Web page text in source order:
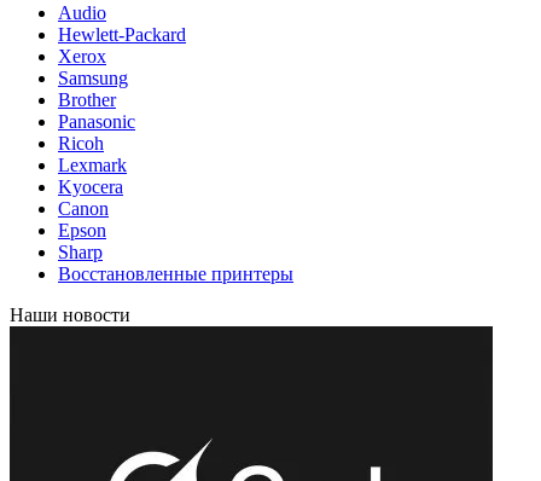
Audio
Hewlett-Packard
Xerox
Samsung
Brother
Panasonic
Ricoh
Lexmark
Kyocera
Canon
Epson
Sharp
Восстановленные принтеры
Наши новости